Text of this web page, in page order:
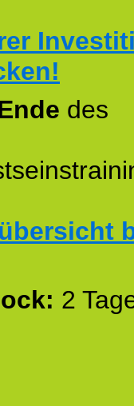
des
2